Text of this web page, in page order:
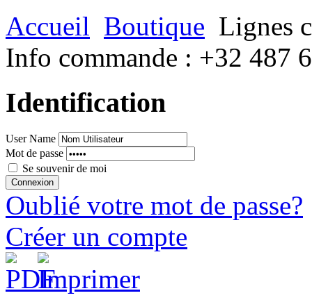
Accueil Boutique Lignes
Info commande : +32 487
Identification
User Name
Mot de passe
Se souvenir de moi
Oublié votre mot de passe?
Créer un compte